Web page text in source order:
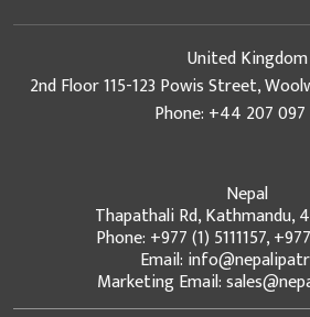
United Kingdom
2nd Floor 115-123 Powis Street,
Phone: +44 207 097
Nepal
Thapathali Rd, Kathmandu,
Phone: +977 (1) 5111157,
Email:
Marketing Email: